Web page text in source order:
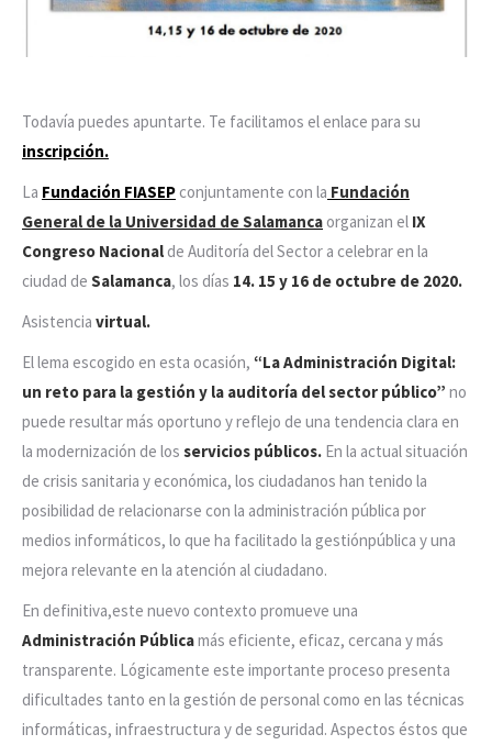
Todavía puedes apuntarte. Te facilitamos el enlace para su
inscripción.
La Fundación FIASEP conjuntamente con la Fundación
General de la Universidad de Salamanca organizan el IX
Congreso Nacional de Auditoría del Sector a celebrar en la
ciudad de Salamanca, los días 14. 15 y 16 de octubre de 2020.
Asistencia virtual.
El lema escogido en esta ocasión, “La Administración Digital:
un reto para la gestión y la auditoría del sector público” no
puede resultar más oportuno y reflejo de una tendencia clara en
la modernización de los servicios públicos. En la actual situación
de crisis sanitaria y económica, los ciudadanos han tenido la
posibilidad de relacionarse con la administración pública por
medios informáticos, lo que ha facilitado la gestiónpública y una
mejora relevante en la atención al ciudadano.
En definitiva,este nuevo contexto promueve una
Administración Públicamás eficiente, eficaz, cercana y más
transparente. Lógicamente este importante proceso presenta
dificultades tanto en la gestión de personal como en las técnicas
informáticas, infraestructura y de seguridad. Aspectos éstos que